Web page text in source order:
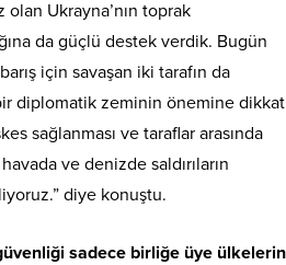
olan Ukrayna’nın toprak
da güçlü destek verdik. Bugün
için savaşan iki tarafın da
diplomatik zeminin önemine dikkat
sağlanması ve taraflar arasında
ve denizde saldırıların
diye konuştu.
sadece birliğe üye ülkelerin